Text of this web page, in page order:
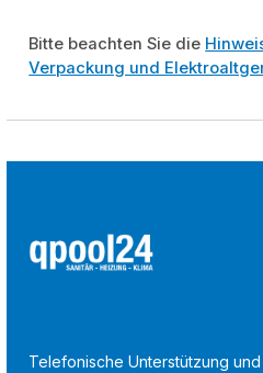
Bitte beachten Sie die
Verpackung und
Telefonische Unterstützung